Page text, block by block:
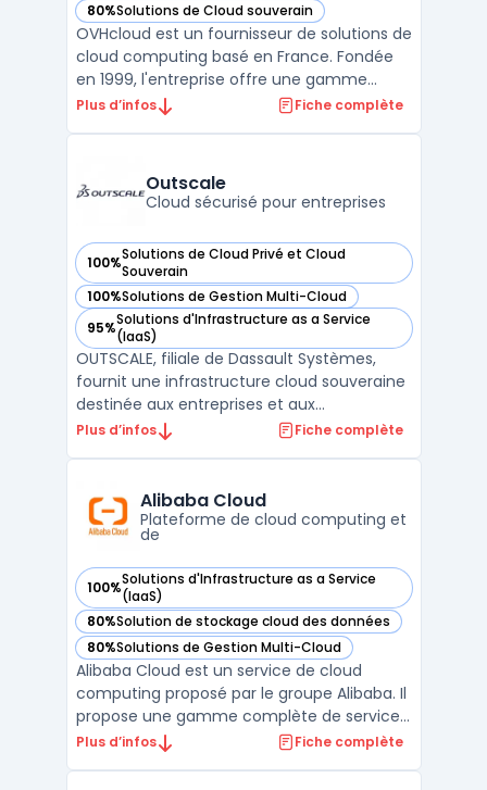
80%Solutions de Cloud souverain
— voir OVHcloud dans cette catégorie
OVHcloud est un fournisseur de solutions de
cloud computing basé en France. Fondée
en 1999, l'entreprise offre une gamme
complète de services cloud, y compris des
gestion de projets. La plateforme cloud
d'OVHcloud est co ...
Plus d’infos Fiche complète
Outscale
Cloud sécurisé pour entreprises
100%Solutions de Cloud Privé et Cloud
Souverain
— voir Outscale dans cette catégorie
100%Solutions de Gestion Multi-Cloud
— voir Outscale dans cette catégorie
95%Solutions d'Infrastructure as a Service
(IaaS)
— voir Outscale dans cette catégorie
OUTSCALE, filiale de Dassault Systèmes,
fournit une infrastructure cloud souveraine
destinée aux entreprises et aux
organisations publiques. Sa plateforme
données en conformité avec le RGPD.
L’ensemble des services propos ...
Plus d’infos Fiche complète
Alibaba Cloud
Plateforme de cloud computing et
de
100%Solutions d'Infrastructure as a Service
(IaaS)
— voir Alibaba Cloud dans cette catégorie
80%Solution de stockage cloud des données
— voir Alibaba Cloud dans cette catégorie
80%Solutions de Gestion Multi-Cloud
— voir Alibaba Cloud dans cette catégorie
Alibaba Cloud est un service de cloud
computing proposé par le groupe Alibaba. Il
propose une gamme complète de services
cloud adaptés aux entreprises, allant du
Plus d’infos Fiche complète